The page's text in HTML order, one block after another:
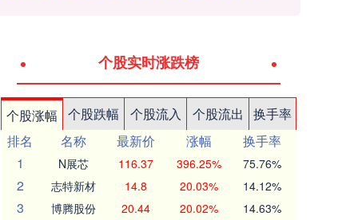
个股实时涨跌榜
个股涨幅 个股跌幅 个股流入 个股流出
换手率
排名
名称 最新价 涨幅
换手率
1
N展芯 116.37 396.25% 75.76%
2 志特新材 14.8 20.03% 14.12%
3 博腾股份 20.44 20.02% 14.63%